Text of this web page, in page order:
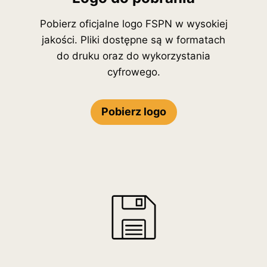
Pobierz oficjalne logo FSPN w wysokiej
jakości. Pliki dostępne są w formatach
do druku oraz do wykorzystania
cyfrowego.
Pobierz logo